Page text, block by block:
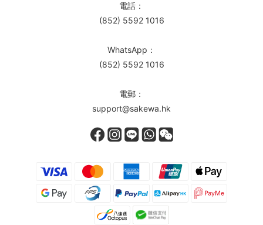
電話：
(852) 5592 1016
WhatsApp：
(852) 5592 1016
電郵：
support@sakewa.hk